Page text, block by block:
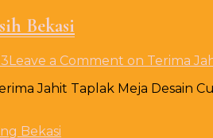
Bekasi
Leave a Comment on Terima
Jahit Taplak Meja Desain